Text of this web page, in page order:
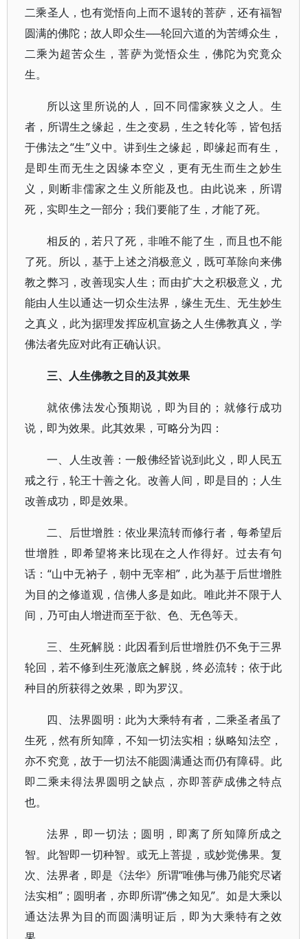
二乘圣人，也有觉悟向上而不退转的菩萨，还有福智
圆满的佛陀；故人即众生──轮回六道的为苦缚众生，
二乘为超苦众生，菩萨为觉悟众生，佛陀为究竟众
生。
所以这里所说的人，回不同儒家狭义之人。生
者，所谓生之缘起，生之变易，生之转化等，皆包括
于佛法之“生”义中。讲到生之缘起，即缘起而有生，
是即生而无生之因缘本空义，更有无生而生之妙生
义，则断非儒家之生义所能及也。由此说来，所谓
死，实即生之一部分；我们要能了生，才能了死。
相反的，若只了死，非唯不能了生，而且也不能
了死。所以，基于上述之消极意义，既可革除向来佛
教之弊习，改善现实人生；而由扩大之积极意义，尤
能由人生以通达一切众生法界，缘生无生、无生妙生
之真义，此为据理发挥应机宣扬之人生佛教真义，学
佛法者先应对此有正确认识。
三、人生佛教之目的及其效果
就依佛法发心预期说，即为目的；就修行成功
说，即为效果。此其效果，可略分为四：
一、人生改善：一般佛经皆说到此义，即人民五
戒之行，轮王十善之化。改善人间，即是目的；人生
改善成功，即是效果。
二、后世增胜：依业果流转而修行者，每希望后
世增胜，即希望将来比现在之人作得好。过去有句
话：“山中无衲子，朝中无宰相”，此为基于后世增胜
为目的之修道观，信佛人多是如此。唯此并不限于人
间，乃可由人增进而至于欲、色、无色等天。
三、生死解脱：此因看到后世增胜仍不免于三界
轮回，若不修到生死澈底之解脱，终必流转；依于此
种目的所获得之效果，即为罗汉。
四、法界圆明：此为大乘特有者，二乘圣者虽了
生死，然有所知障，不知一切法实相；纵略知法空，
亦不究竟，故于一切法不能圆满通达而仍有障碍。此
即二乘未得法界圆明之缺点，亦即菩萨成佛之特点
也。
法界，即一切法；圆明，即离了所知障所成之
智。此智即一切种智。或无上菩提，或妙觉佛果。复
次、法界者，即是《法华》所谓“唯佛与佛乃能究尽诸
法实相”；圆明者，亦即所谓“佛之知见”。如是大乘以
通达法界为目的而圆满明证后，即为大乘特有之效